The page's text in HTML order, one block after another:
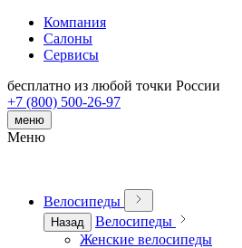
Компания
Салоны
Сервисы
бесплатно из любой точки России
+7 (800) 500-26-97
меню
Меню
Велосипеды
Назад
Велосипеды
Женские велосипеды